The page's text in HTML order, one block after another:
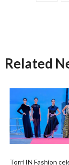
Related
Torri IN Fashion